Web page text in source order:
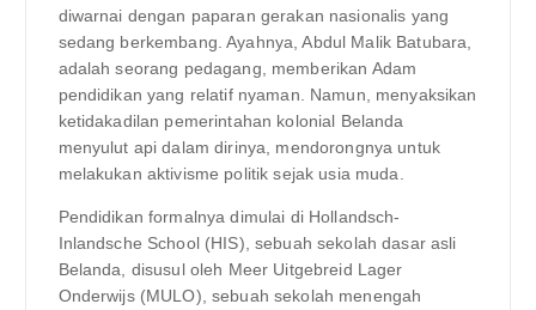
diwarnai dengan paparan gerakan nasionalis yang
sedang berkembang. Ayahnya, Abdul Malik Batubara,
adalah seorang pedagang, memberikan Adam
pendidikan yang relatif nyaman. Namun, menyaksikan
ketidakadilan pemerintahan kolonial Belanda
menyulut api dalam dirinya, mendorongnya untuk
melakukan aktivisme politik sejak usia muda.
Pendidikan formalnya dimulai di Hollandsch-
Inlandsche School (HIS), sebuah sekolah dasar asli
Belanda, disusul oleh Meer Uitgebreid Lager
Onderwijs (MULO), sebuah sekolah menengah